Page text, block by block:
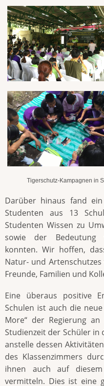
Tigerschutz-Kampagnen in
Darüber hinaus fand
Studenten aus 13
Studenten Wissen zu
sowie der Bedeutung
konnten. Wir hoffen,
Natur- und
Freunde, Familien und
Eine überaus positive
Schulen ist auch die
More“ der Regierung
Studienzeit der Schüler in
anstelle dessen
des Klassenzimmers
ihnen auch auf
vermitteln. Dies ist eine